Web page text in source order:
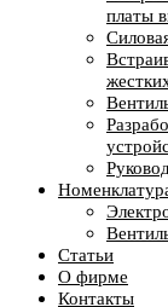
платы
Статьи
О фирме
Контакты